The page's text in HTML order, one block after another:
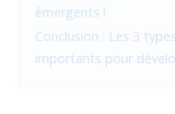
émergents !
Conclusion : Les 3
importants pour